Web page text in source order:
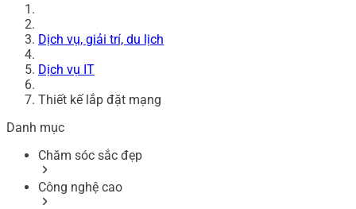
Dịch vụ, giải trí, du lịch
Dịch vụ IT
Thiết kế lắp đặt mạng
Danh mục
Chăm sóc sắc đẹp
Công nghệ cao